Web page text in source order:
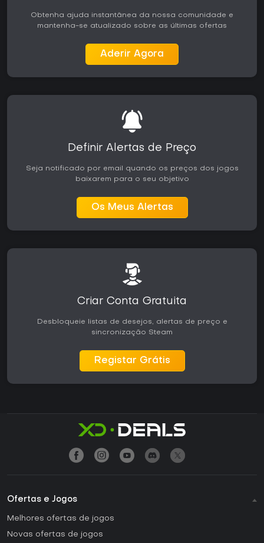
Obtenha ajuda instantânea da nossa comunidade e
mantenha-se atualizado sobre as últimas ofertas
Aderir Agora
Definir Alertas de Preço
Seja notificado por email quando os preços dos jogos
baixarem para o seu objetivo
Os Meus Alertas
Criar Conta Gratuita
Desbloqueie listas de desejos, alertas de preço e
sincronização Steam
Registar Grátis
Ofertas e Jogos
Melhores ofertas de jogos
Novas ofertas de jogos